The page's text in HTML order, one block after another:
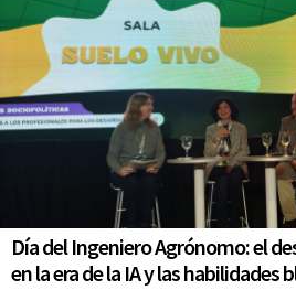
Día del Ingeniero Agrónomo: el
en la era de la IA y las habilidades